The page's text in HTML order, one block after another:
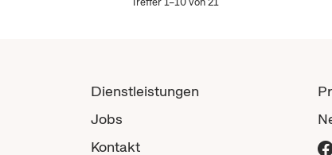
Dienstleistungen
Jobs
Kontakt